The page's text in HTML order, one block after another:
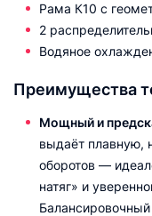
Рама К10 c
2
Водяное
Преимущества
Мощный и
выдаёт плавную,
оборотов —
натяг» и